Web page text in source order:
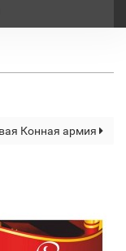
Конная армия